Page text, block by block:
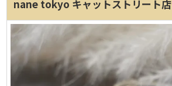
nane tokyo キャットストリート店